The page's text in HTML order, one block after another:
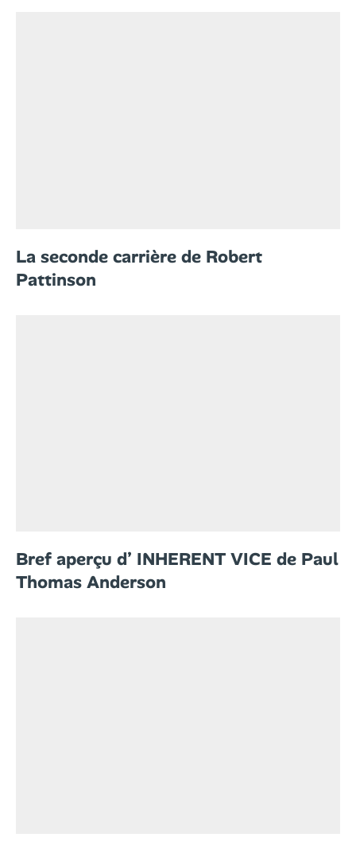
La seconde carrière de Robert
Pattinson
Bref aperçu d’ INHERENT VICE de Paul
Thomas Anderson